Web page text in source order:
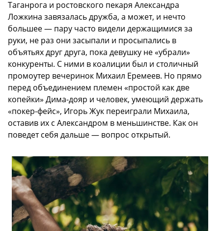
Таганрога и ростовского пекаря Александра
Ложкина завязалась дружба, а может, и нечто
большее — пару часто видели держащимися за
руки, не раз они засыпали и просыпались в
объятьях друг друга, пока девушку не «убрали»
конкуренты. С ними в коалиции был и столичный
промоутер вечеринок Михаил Еремеев. Но прямо
перед объединением племен «простой как две
копейки» Дима-дояр и человек, умеющий держать
«покер-фейс», Игорь Жук переиграли Михаила,
оставив их с Александром в меньшинстве. Как он
поведет себя дальше — вопрос открытый.